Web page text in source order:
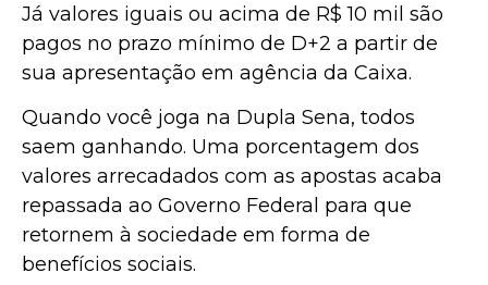
Já valores iguais ou acima de R$ 10 mil são
pagos no prazo mínimo de D+2 a partir de
sua apresentação em agência da Caixa.
Quando você joga na Dupla Sena, todos
saem ganhando. Uma porcentagem dos
valores arrecadados com as apostas acaba
repassada ao Governo Federal para que
retornem à sociedade em forma de
benefícios sociais.